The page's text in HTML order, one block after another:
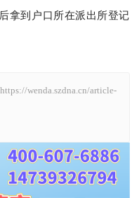
拿到户口所在派出所登记
https://wenda.szdna.cn/article-